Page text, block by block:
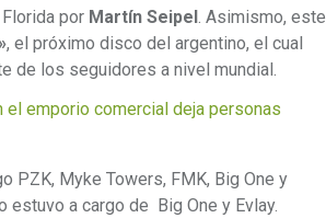
por Martín Seipel . Asimismo, este
, el próximo disco del argentino, el cual
de los seguidores a nivel mundial.
el emporio comercial deja personas
PZK, Myke Towers, FMK, Big One y
estuvo a cargo de Big One y Evlay.